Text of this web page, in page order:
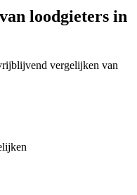
loodgieters in
vergelijken van